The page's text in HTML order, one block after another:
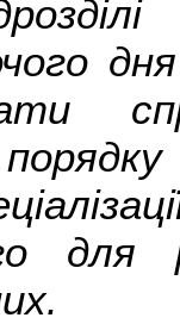
для